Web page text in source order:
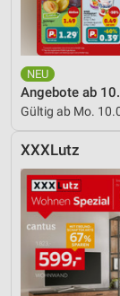
Angebote ab
Gültig ab Mo.
XXXLutz